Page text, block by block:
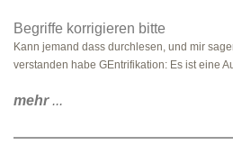
Begriffe korrigieren bitte
Kann jemand dass durchlesen, und mir
verstanden habe GEntrifikation: Es ist eine
mehr...